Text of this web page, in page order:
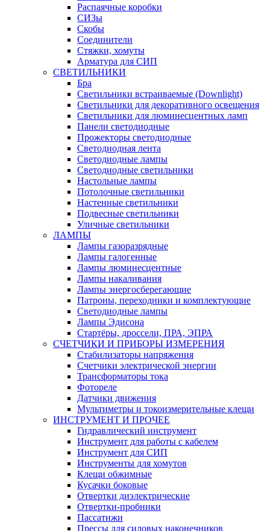
Распаячные коробки
СИЗы
Скобы
Соединители
Стяжки, хомуты
Арматура для СИП
СВЕТИЛЬНИКИ
Бра
Светильники встраиваемые (Downlight)
Светильники для декоративного освещения
Светильники для люминесцентных ламп
Панели светодиодные
Прожекторы светодиодные
Светодиодная лента
Светодиодные лампы
Светодиодные светильники
Настольные лампы
Потолочные светильники
Настенные светильники
Подвесные светильники
Уличные светильники
ЛАМПЫ
Лампы газоразрядные
Лампы галогенные
Лампы люминесцентные
Лампы накаливания
Лампы энергосберегающие
Патроны, переходники и комплектующие
Светодиодные лампы
Лампы Эдисона
Стартёры, дроссели, ПРА, ЭПРА
СЧЕТЧИКИ И ПРИБОРЫ ИЗМЕРЕНИЯ
Стабилизаторы напряжения
Счетчики электрической энергии
Трансформаторы тока
Фотореле
Датчики движения
Мультиметры и токоизмерительные клещи
ИНСТРУМЕНТ И ПРОЧЕЕ
Гидравлический инструмент
Инструмент для работы с кабелем
Инструмент для СИП
Инструменты для хомутов
Клещи обжимные
Кусачки боковые
Отвертки диэлектрические
Отвертки-пробники
Пассатижи
Прессы для силовых наконечников